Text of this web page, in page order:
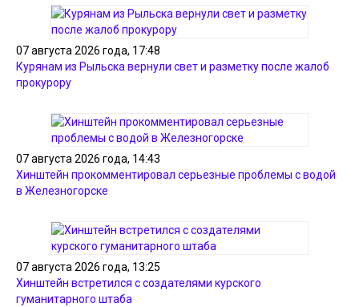
07 августа 2026 года, 17:48
Курянам из Рыльска вернули свет и разметку после жалоб
прокурору
07 августа 2026 года, 14:43
Хинштейн прокомментировал серьезные проблемы с водой
в Железногорске
07 августа 2026 года, 13:25
Хинштейн встретился с создателями курского
гуманитарного штаба